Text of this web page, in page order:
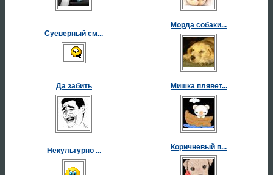
Суеверный см...
Морда собаки...
Да забить Мишка плявет...
Некультурно ... Коричневый п...